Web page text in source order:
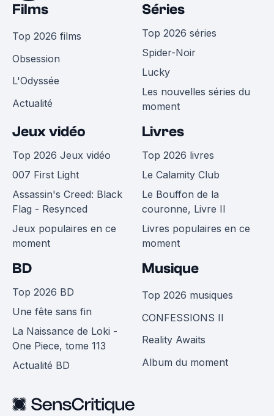
Films
Top 2026 films
Obsession
L'Odyssée
Actualité
Séries
Top 2026 séries
Spider-Noir
Lucky
Les nouvelles séries du
moment
Jeux vidéo
Top 2026 Jeux vidéo
007 First Light
Assassin's Creed: Black
Flag - Resynced
Jeux populaires en ce
moment
Livres
Top 2026 livres
Le Calamity Club
Le Bouffon de la
couronne, Livre II
Livres populaires en ce
moment
BD
Top 2026 BD
Une fête sans fin
La Naissance de Loki -
One Piece, tome 113
Actualité BD
Musique
Top 2026 musiques
CONFESSIONS II
Reality Awaits
Album du moment